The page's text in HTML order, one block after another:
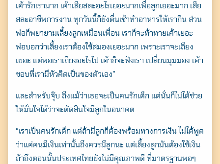
เค้ารักเรามาก เค้าเสียสละอะไรเยอะมากเพื่อลูกเยอะมาก เสีย
สละอาชีพการงาน ทุกวันนี้ก็ยังตื่นเช้าทำอาหารให้เรากิน ส่วน
พ่อก็พยายามเลี้ยงลูกเหมือนเพื่อน เราก็จะท้าทายเค้าเยอะ
พ่อบอกว่าเลี้ยงเราต้องใช้สมองเยอะมาก เพราะเราจะเถียง
เยอะ แต่พอเราเถียงอะไรไป เค้าก็จะฟังเรา เปลี่ยนมุมมอง เค้า
ชอบที่เรามีหัวคิดเป็นของตัวเอง”
และสำหรับจุ๊บ ถึงแม้ว่าเธอจะเป็นคนรักเด็ก แต่นั่นก็ไม่ได้ช่วย
ให้มั่นใจได้ว่าจะตัดสินใจมีลูกในอนาคต
“เราเป็นคนรักเด็ก แต่ถ้ามีลูกก็ต้องพร้อมทางการเงิน ไม่ได้พูด
ว่าแค่คนมีเงินเท่านั้นถึงควรมีลูกนะ แต่เลี้ยงลูกมันต้องใช้เงิน
ถ้าถึงตอนนั้นประเทศไทยยังไม่มีคุณภาพดี ที่มาตรฐานพอๆ